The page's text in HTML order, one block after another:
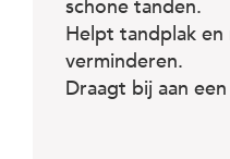
schone tanden.
Helpt tandplak
verminderen.
Draagt bij aan